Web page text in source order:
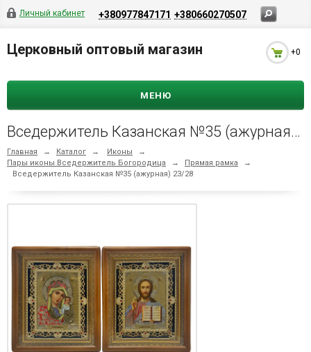
Личный кабинет +380977847171 +380660270507
Церковный оптовый магазин +0
МЕНЮ
Вседержитель Казанская №35 (ажурная) 23/28
Главная → Каталог → Иконы
→
Пары иконы Вседержитель Богородица
→ Прямая рамка
→
Вседержитель Казанская №35 (ажурная) 23/28